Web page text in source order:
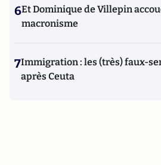
6Et Dominique de Villepin
macronisme
7Immigration : les (très) faux-
après Ceuta